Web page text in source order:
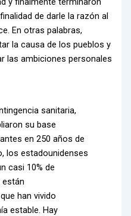
de darle la razón al
En otras palabras,
la causa de los pueblos y
las ambiciones personales
sanitaria,
su base
en 250 años de
los estadounidenses
casi 10% de
están
han vivido
estable. Hay